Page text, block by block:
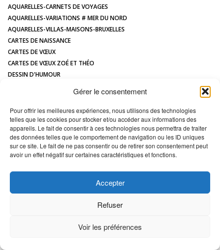
Gérer le consentement
Pour offrir les meilleures expériences, nous utilisons des technologies
telles que les cookies pour stocker et/ou accéder aux informations des
appareils. Le fait de consentir à ces technologies nous permettra de traiter
des données telles que le comportement de navigation ou les ID uniques
sur ce site. Le fait de ne pas consentir ou de retirer son consentement peut
avoir un effet négatif sur certaines caractéristiques et fonctions.
Accepter
Refuser
Voir les préférences
ILLUSTRATIONS
CONTACT
AQUARELLES-CARNETS DE VOYAGES
AQUARELLES-VARIATIONS # MER DU NORD
AQUARELLES-VILLAS-MAISONS-BRUXELLES
CARTES DE NAISSANCE
CARTES DE VŒUX
CARTES DE VŒUX ZOÉ ET THÉO
DESSIN D'HUMOUR
ILLUSTRATIONS JEUNESSE
LOGOS
MAQUETTES / MODÈLES
PORTRAIT DE MAISON